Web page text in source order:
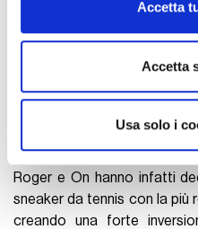
dalla Dichiarazione sui
Utilizziamo i cookie per
analizzare il nostro traffico.
informazioni sul modo in
nostri partner che si
pubblicità e social media, i
con altre informazioni che
raccolto dal suo utilizzo dei
Accetta
Accetta
Usa solo i
Roger e On hanno infatti
sneaker da tennis con la
creando una forte